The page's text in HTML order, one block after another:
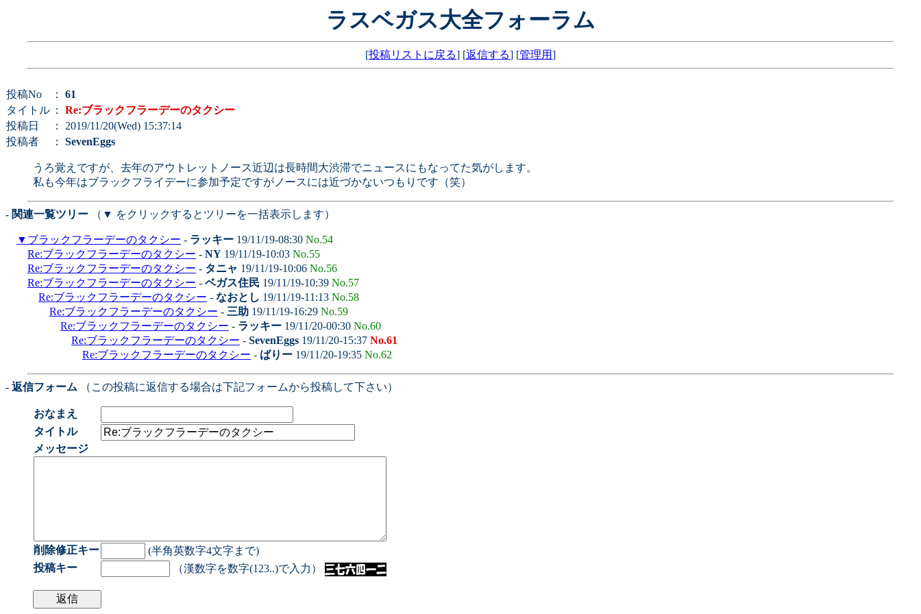
ラスベガス大全フォーラム
[投稿リストに戻る] [返信する] [管理用]
投稿No ： 61
タイトル ： Re:ブラックフラーデーのタクシー
投稿日
： 2019/11/20(Wed) 15:37:14
投稿者
： SevenEggs
うろ覚えですが、去年のアウトレットノース近辺は長時間大渋滞でニュースにもなってた気がします。
私も今年はブラックフライデーに参加予定ですがノースには近づかないつもりです（笑）
- 関連一覧ツリー （▼ をクリックするとツリーを一括表示します）
▼ ブラックフラーデーのタクシー - ラッキー 19/11/19-08:30 No.54
Re:ブラックフラーデーのタクシー - NY 19/11/19-10:03 No.55
Re:ブラックフラーデーのタクシー - タニャ 19/11/19-10:06 No.56
Re:ブラックフラーデーのタクシー - ベガス住民 19/11/19-10:39 No.57
Re:ブラックフラーデーのタクシー - なおとし 19/11/19-11:13 No.58
Re:ブラックフラーデーのタクシー - 三助 19/11/19-16:29 No.59
Re:ブラックフラーデーのタクシー - ラッキー 19/11/20-00:30 No.60
Re:ブラックフラーデーのタクシー - SevenEggs 19/11/20-15:37 No.61
Re:ブラックフラーデーのタクシー - ばりー 19/11/20-19:35 No.62
- 返信フォーム （この投稿に返信する場合は下記フォームから投稿して下さい）
おなまえ
タイトル
メッセージ
削除修正キー
(半角英数字4文字まで)
投稿キー
（漢数字を数字(123..)で入力）